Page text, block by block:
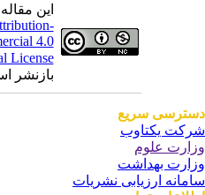
این
4.0
License
بازنشر
سریع
یکتاوب
علوم
بهداشت
ارزیابی نشریات